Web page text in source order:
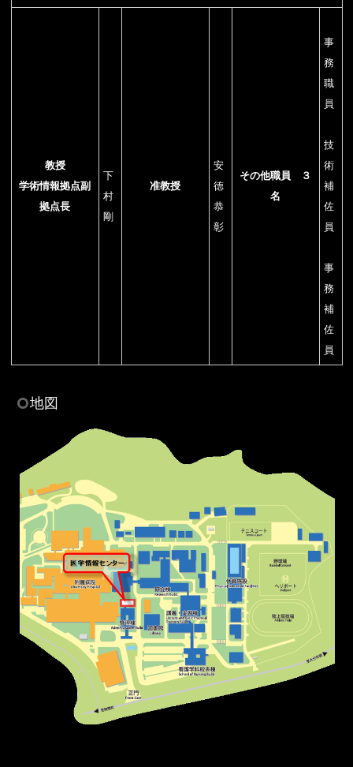
教授
学術情報拠点副
拠点長
下
村
剛
准教授
安
徳
恭
彰
その他職員 ３
名
事
務
職
員
技
術
補
佐
員
事
務
補
佐
員
地図